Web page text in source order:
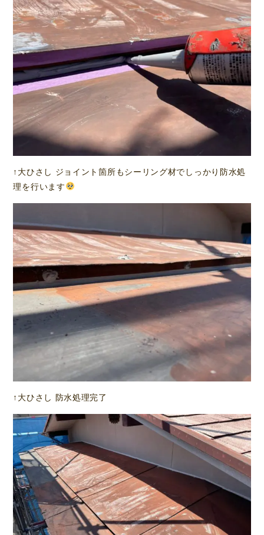
↑大ひさし ジョイント箇所もシーリング材でしっかり防水処
理を行います
↑大ひさし 防水処理完了